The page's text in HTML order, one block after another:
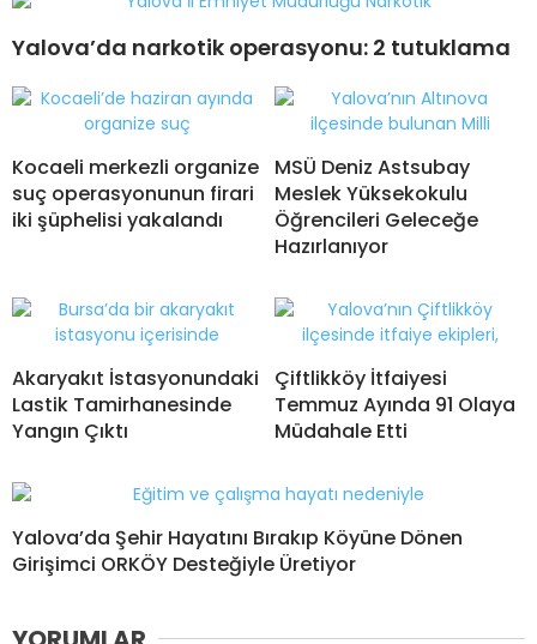
Yalova’da narkotik operasyonu: 2 tutuklama
Kocaeli merkezli organize
suç operasyonunun firari
iki şüphelisi yakalandı
MSÜ Deniz Astsubay
Meslek Yüksekokulu
Öğrencileri Geleceğe
Hazırlanıyor
Akaryakıt İstasyonundaki
Lastik Tamirhanesinde
Yangın Çıktı
Çiftlikköy İtfaiyesi
Temmuz Ayında 91 Olaya
Müdahale Etti
Yalova’da Şehir Hayatını Bırakıp Köyüne Dönen
Girişimci ORKÖY Desteğiyle Üretiyor